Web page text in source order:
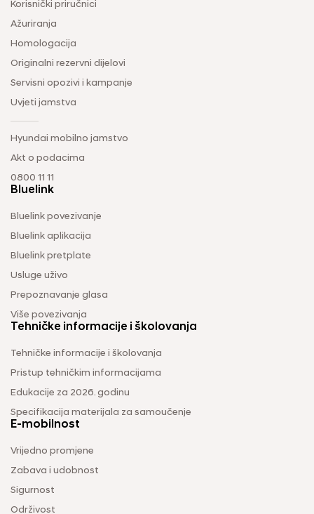
Korisnički priručnici
Ažuriranja
Homologacija
Originalni rezervni dijelovi
Servisni opozivi i kampanje
Uvjeti jamstva
Hyundai mobilno jamstvo
Akt o podacima
0800 11 11
Bluelink
Bluelink povezivanje
Bluelink aplikacija
Bluelink pretplate
Usluge uživo
Prepoznavanje glasa
Više povezivanja
Tehničke informacije i školovanja
Tehničke informacije i školovanja
Pristup tehničkim informacijama
Edukacije za 2026. godinu
Specifikacija materijala za samoučenje
E-mobilnost
Vrijedno promjene
Zabava i udobnost
Sigurnost
Održivost